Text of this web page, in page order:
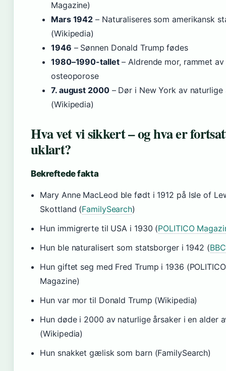
Magazine)
Mars 1942 – Naturaliseres som amerikansk
(Wikipedia)
1946 – Sønnen Donald Trump fødes
1980–1990-tallet– Aldrende mor, rammet av
osteoporose
7. august 2000– Dør i New York av naturlige
(Wikipedia)
Hva vet vi sikkert – og hva er
uklart?
Bekreftede fakta
Mary Anne MacLeod ble født i 1912 på Isle of
Skottland (FamilySearch)
Hun immigrerte til USA i 1930 (POLITICO
Hun ble naturalisert som statsborger i 1942 (
Hun giftet seg med Fred Trump i 1936 (POLITICO
Magazine)
Hun var mor til Donald Trump (Wikipedia)
Hun døde i 2000 av naturlige årsaker i en alder
(Wikipedia)
Hun snakket gælisk som barn (FamilySearch)